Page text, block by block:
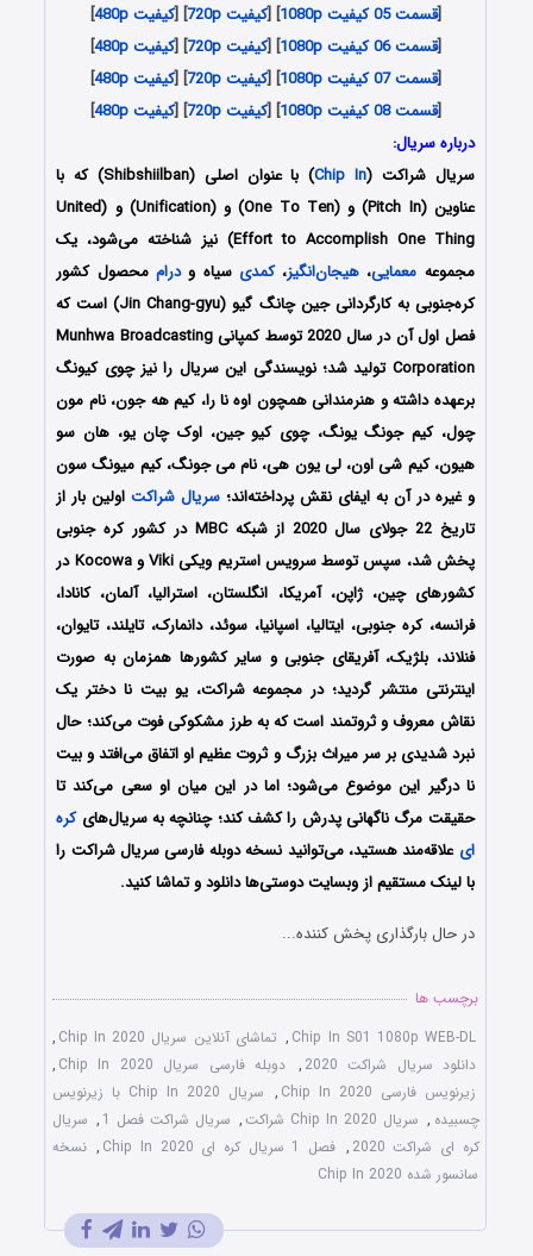
[قسمت 05 کیفیت 1080p ] [کیفیت 720p ] [کیفیت 480p
]
[قسمت 06 کیفیت 1080p ] [کیفیت 720p ] [کیفیت 480p
]
[قسمت 07 کیفیت 1080p ] [کیفیت 720p ] [کیفیت 480p
]
[قسمت 08 کیفیت 1080p ] [کیفیت 720p ] [کیفیت 480p
]
درباره سریال:
سریال شراکت (Chip In
) با عنوان اصلی (Shibshiilban) که با
عناوین (Pitch In) و (One To Ten) و (Unification) و (United
Effort to Accomplish One Thing) نیز شناخته می‌شود، یک
مجموعه معمایی، هیجان‌انگیز،کمدی سیاه ودرام محصول کشور
کره‌جنوبی به کارگردانیجین چانگ گیو (Jin Chang-gyu)
است که
فصل اول آن در سال 2020 توسط کمپانی Munhwa Broadcasting
Corporation تولید شد؛ نویسندگی این سریال را نیز چوی کیونگ
برعهده داشته و هنرمندانی همچون اوه نا را، کیم هه جون، نام مون
چول، کیم جونگ یونگ، چوی کیو جین، اوک چان یو، هان سو
هیون، کیم شی اون، لی یون هی، نام می جونگ، کیم میونگ سون
و غیره در آن به ایفای نقش پرداخته‌اند؛ سریال شراکتاولین بار از
تاریخ 22 جولای سال 2020 از شبکه MBC در کشور کره جنوبی
پخش شد، سپس توسط سرویس استریم ویکی Viki و Kocowa در
کشورهای چین، ژاپن، آمریکا، انگلستان، استرالیا، آلمان، کانادا،
فرانسه، کره جنوبی، ایتالیا، اسپانیا، سوئد، دانمارک، تایلند، تایوان،
فنلاند، بلژیک، آفریقای جنوبی و سایر کشورها همزمان به صورت
اینترنتی منتشر گردید؛ در مجموعه شراکت، یو بیت نا دختر یک
نقاش معروف و ثروتمند است که به طرز مشکوکی فوت می‌کند؛ حال
نبرد شدیدی بر سر میراث بزرگ و ثروت عظیم او اتفاق می‌افتد و بیت
نا درگیر این موضوع می‌شود؛ اما در این میان او سعی می‌کند تا
حقیقت مرگ ناگهانی پدرش را کشف کند؛ چنانچه به سریال‌هایکره
ای علاقه‌مند هستید، می‌توانید نسخه دوبله فارسی سریال شراکت را
با لینک مستقیم از وبسایت دوستی‌ها دانلود و تماشا کنید.
در حال بارگذاری پخش کننده...
برچسب ها
Chip In S01 1080p WEB-DL
, تماشای آنلاین سریال Chip In 2020
,
دانلود سریال شراکت 2020
, دوبله فارسی سریال Chip In 2020
,
زیرنویس فارسی Chip In 2020
,
سریال Chip In 2020 با زیرنویس
چسبیده , سریال Chip In 2020 شراکت , سریال شراکت فصل 1 , سریال
کره ای شراکت 2020
, فصل 1 سریال کره ای Chip In 2020 , نسخه
سانسور شده Chip In 2020